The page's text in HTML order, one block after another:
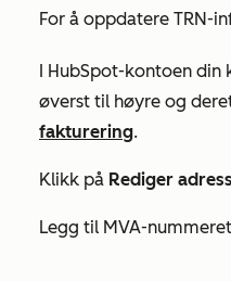
For å oppdatere TRN-
I HubSpot-kontoen din
øverst til høyre og
fakturering.
Klikk på Rediger
Legg til MVA-